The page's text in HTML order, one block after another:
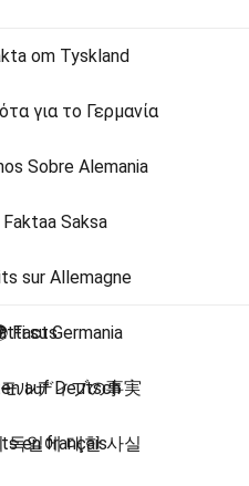
om Tyskland
για το Γερμανία
Sobre Alemania
Saksa
sur Allemagne
su Germania
ルディブの事実
일에 대한 사실
Facts
auf Deutsch
en français